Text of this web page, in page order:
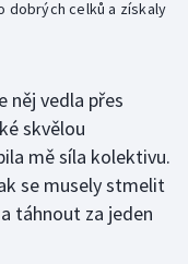
dobrých celků a získaly
něj vedla přes
skvělou
mě síla kolektivu.
se musely stmelit
táhnout za jeden